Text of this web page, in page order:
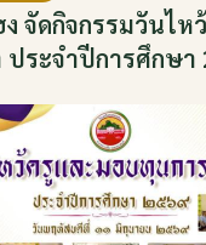
ง จัดกิจกรรมวันไ
ระจำปีการศึกษา